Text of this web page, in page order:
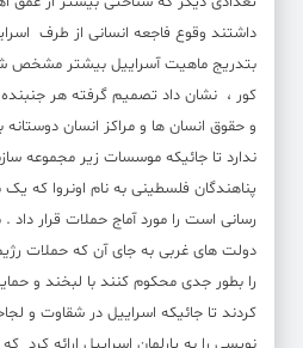
داشتند وقوع فاجعه انسانی از طرف
بتدریج ماهیت آسراییل بیشتر مشخص شد
کور ، نشان داد تصمیم گرفته هر جنبنده
و حقوق انسان ها و مراکز انسان
ندارد تا جائیکه موسسات زیر مجموعه
پناهندگان فلسطینی به نام اونروا که
رسانی است را مورد آماج حملات قرار داد .
دولت های غربی به جای آن که حملات
را بطور جدی محکوم کنند با لبخند و
کردند تا جائیکه اسراییل در شقاوت